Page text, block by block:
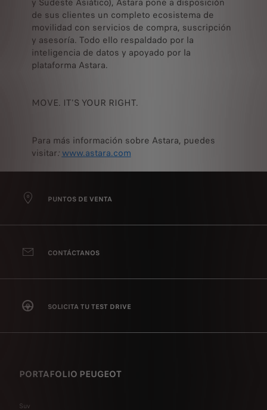
de sus clientes un completo ecosistema de
movilidad con servicios de compra, suscripción
y asesoría. Todo ello respaldado por la
inteligencia de datos y apoyado por la
plataforma Astara.
MOVE. IT'S YOUR RIGHT.
Para más información sobre Astara, puedes
visitar: www.astara.com
PUNTOS DE VENTA
CONTÁCTANOS
SOLICITA TU TEST DRIVE
PORTAFOLIO PEUGEOT
Suv